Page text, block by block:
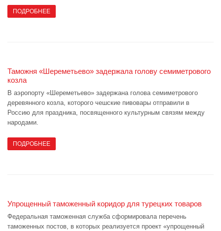
ПОДРОБНЕЕ
Таможня «Шереметьево» задержала голову семиметрового
козла
В аэропорту «Шереметьево» задержана голова семиметрового
деревянного козла, которого чешские пивовары отправили в
Россию для праздника, посвященного культурным связям между
народами.
ПОДРОБНЕЕ
Упрощенный таможенный коридор для турецких товаров
Федеральная таможенная служба сформировала перечень
таможенных постов, в которых реализуется проект «упрощенный